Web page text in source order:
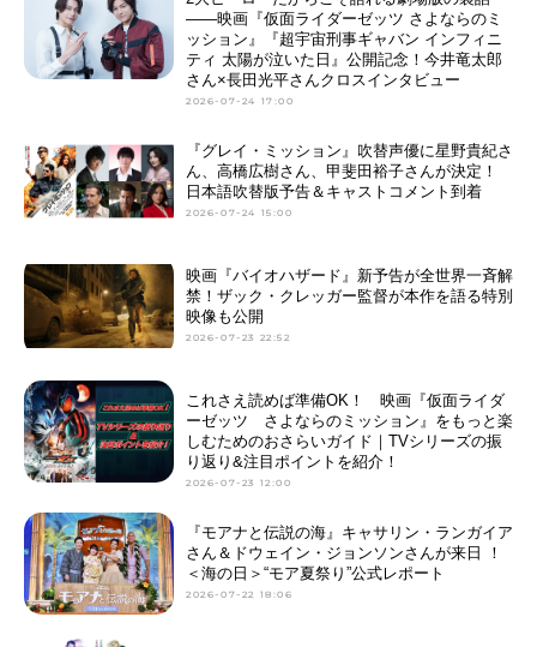
FOLLOW US
――映画『仮面ライダーゼッツ さよならのミ
ッション』『超宇宙刑事ギャバン インフィニ
ティ 太陽が泣いた日』公開記念！今井竜太郎
さん×長田光平さんクロスインタビュー
2026-07-24 17:00
『グレイ・ミッション』吹替声優に星野貴紀さ
ん、高橋広樹さん、甲斐田裕子さんが決定！
日本語吹替版予告＆キャストコメント到着
2026-07-24 15:00
映画『バイオハザード』新予告が全世界一斉解
禁！ザック・クレッガー監督が本作を語る特別
映像も公開
2026-07-23 22:52
これさえ読めば準備OK！ 映画『仮面ライダ
ーゼッツ さよならのミッション』をもっと楽
しむためのおさらいガイド｜TVシリーズの振
り返り&注目ポイントを紹介！
2026-07-23 12:00
『モアナと伝説の海』キャサリン・ランガイア
さん＆ドウェイン・ジョンソンさんが来日 ！
＜海の日＞“モア夏祭り”公式レポート
2026-07-22 18:06